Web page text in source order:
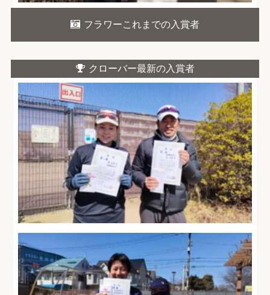
フラワーこれまでの入賞者
クローバー最新の入賞者